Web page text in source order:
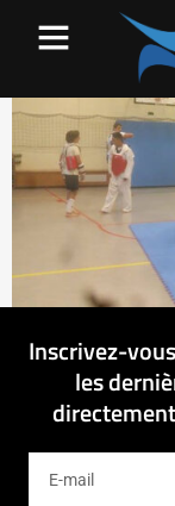
Inscrivez-
les